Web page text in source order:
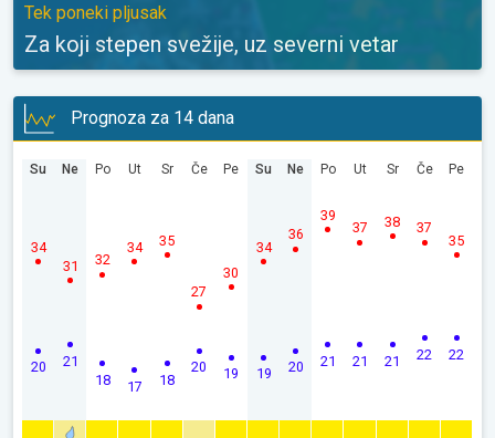
Tek poneki pljusak
Za koji stepen svežije, uz severni vetar
Prognoza za 14 dana
Su
20
34
Ne
21
31
Po
18
32
Ut
17
34
Sr
18
35
Če
20
27
Pe
19
30
Su
19
34
Ne
20
36
Po
21
39
Ut
21
37
Sr
21
38
Če
22
37
Pe
22
35